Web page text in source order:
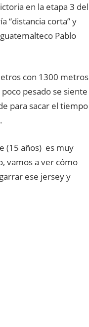
en la etapa 3 del
“distancia corta” y
Pablo
con 1300 metros
pesado se siente
para sacar el tiempo
(15 años) es muy
vamos a ver cómo
ese jersey y